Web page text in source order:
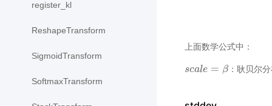
register_kl
ReshapeTransform
SigmoidTransform
SoftmaxTransform
上面数学公式中：
scale = β
scale= β ：耿贝尔